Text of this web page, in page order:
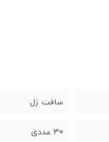
سافت ژل
30 عددی